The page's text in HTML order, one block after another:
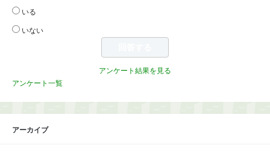
いる
いない
アンケート結果を見る
アンケート一覧
アーカイブ